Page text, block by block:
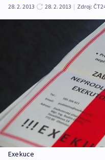
28. 2. 2013
28. 2. 2013 | Zdroj:
Exekuce